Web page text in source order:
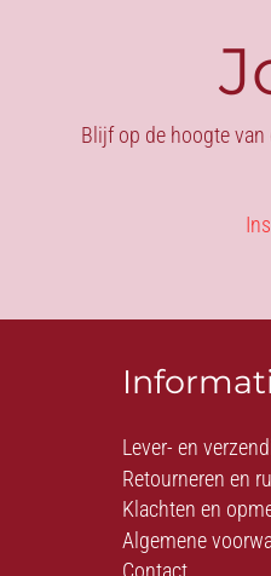
Blijf op de hoogte
Lever- en
Retourneren en
Klachten en
Algemene